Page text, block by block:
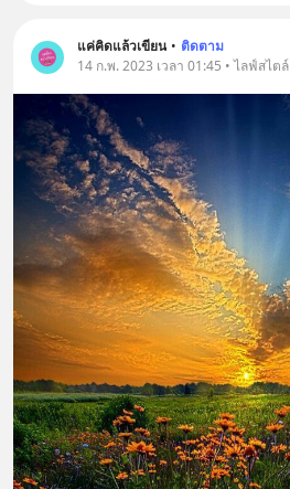
แค่คิดแล้วเขียน • ติดตาม
14 ก.พ. 2023 เวลา 01:45 • ไลฟ์สไตล์